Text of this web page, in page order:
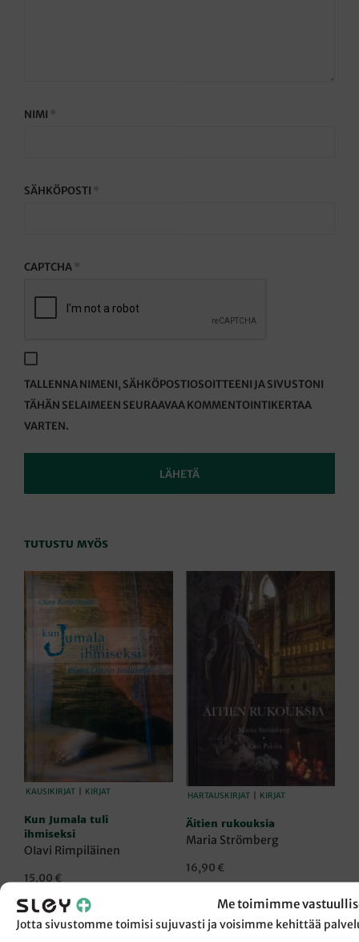
Me toimimme
Jotta sivustomme toimisi sujuvasti ja voisimme kehittää
NIMI *
SÄHKÖPOSTI *
CAPTCHA *
TALLENNA NIMENI, SÄHKÖPOSTIOSOITTEENI JA SIVUSTONI
TÄHÄN SELAIMEEN SEURAAVAA KOMMENTOINTIKERTAA
VARTEN.
TUTUSTU MYÖS
KAUSIKIRJAT KIRJAT
Kun Jumala tuli
ihmiseksi
OIavi Rimpiläinen
15,00 €
LISÄÄ OSTOSKORIIN
HARTAUSKIRJAT KIRJAT
Äitien rukouksia
Maria Strömberg
16,90 €